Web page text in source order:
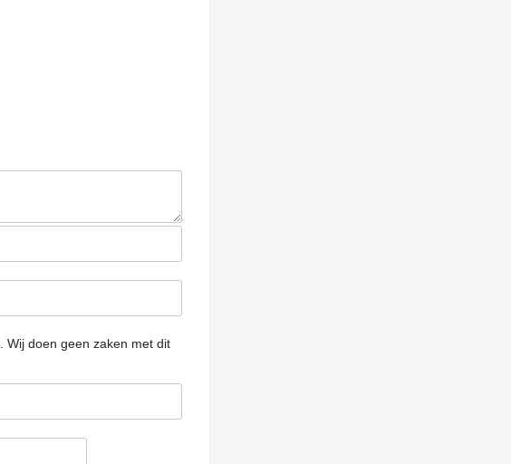
Wij doen geen zaken met dit